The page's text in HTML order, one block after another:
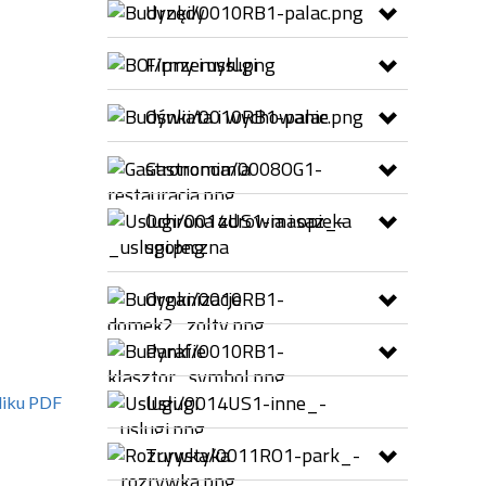
PDF
Urzędy
Firmy i usługi
Oświata i wychowanie
Gastronomia
Ochrona zdrowia i opieka
społeczna
Organizacje
Parafie
Usługi
Turystyka